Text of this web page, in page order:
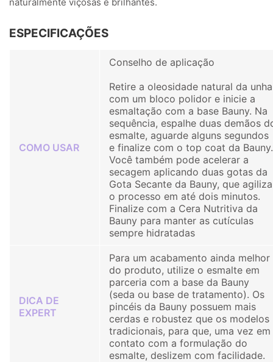
ESPECIFICAÇÕES
COMO USAR
Conselho de aplicação
Retire a oleosidade natural da unha
com um bloco polidor e inicie a
esmaltação com a base Bauny. Na
sequência, espalhe duas demãos
esmalte, aguarde alguns segundos
e finalize com o top coat da Bauny.
Você também pode acelerar a
secagem aplicando duas gotas da
Gota Secante da Bauny, que agiliza
o processo em até dois minutos.
Finalize com a Cera Nutritiva da
Bauny para manter as cutículas
sempre hidratadas
DICA DE
EXPERT
Para um acabamento ainda melhor
do produto, utilize o esmalte em
parceria com a base da Bauny
(seda ou base de tratamento). Os
pincéis da Bauny possuem mais
cerdas e robustez que os modelos
tradicionais, para que, uma vez em
contato com a formulação do
esmalte, deslizem com facilidade.